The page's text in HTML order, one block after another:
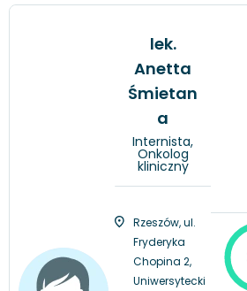
lek.
Anetta
Śmietan
a
Internista,
Onkolog
kliniczny
Rzeszów, ul.
Fryderyka
Chopina 2,
Uniwersytecki